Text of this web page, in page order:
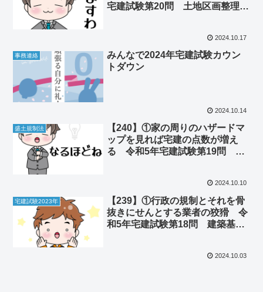
宅建試験第20問 土地区画整理
2024.10.17
事務連絡
みんなで2024年宅建試験カウン
トダウン
2024.10.14
盛土規制法
【240】①家の周りのハザードマ
ップを見れば宅建の点数が増え
る 令和5年宅建試験第19問 盛
2024.10.10
宅建試験2023年
【239】①行政の規制とそれを骨
抜きにせんとする業者の狡猾 令
和5年宅建試験第18問 建築基準
2024.10.03